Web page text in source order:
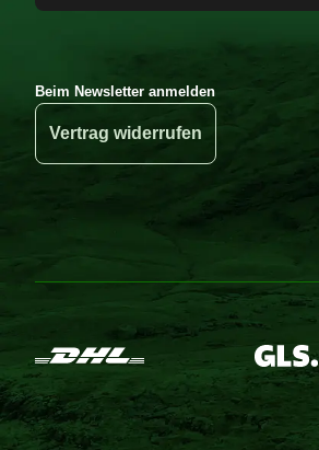
Beim Newsletter anmelden
Vertrag widerrufen